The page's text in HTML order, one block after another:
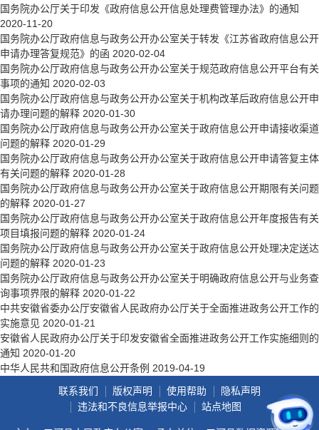
国务院办公厅关于印发《政府信息公开信息处理费管理办法》的通知
2020-11-20
国务院办公厅政府信息与政务公开办公室关于转发《江苏省政府信息公开
申请办理答复规范》的函 2020-02-04
国务院办公厅政府信息与政务公开办公室关于规范政府信息公开平台有关
事项的通知 2020-02-03
国务院办公厅政府信息与政务公开办公室关于机构改革后政府信息公开申
请办理问题的解释 2020-01-30
国务院办公厅政府信息与政务公开办公室关于政府信息公开申请接收渠道
问题的解释 2020-01-29
国务院办公厅政府信息与政务公开办公室关于政府信息公开申请答复主体
有关问题的解释 2020-01-28
国务院办公厅政府信息与政务公开办公室关于政府信息公开期限有关问题
的解释 2020-01-27
国务院办公厅政府信息与政务公开办公室关于政府信息公开年度报告有关
项目填报问题的解释 2020-01-24
国务院办公厅政府信息与政务公开办公室关于政府信息公开处理决定送达
问题的解释 2020-01-23
国务院办公厅政府信息与政务公开办公室关于明确政府信息公开与业务查
询事项界限的解释 2020-01-22
中共安徽省委办公厅安徽省人民政府办公厅关于全面推进政务公开工作的
实施意见 2020-01-21
安徽省人民政府办公厅关于印发安徽省全面推进政务公开工作实施细则的
通知 2020-01-20
中华人民共和国政府信息公开条例 2019-04-19
联系我们
版权声明 使用帮助
隐私声明
违法和不良信息举报中心
站点地图